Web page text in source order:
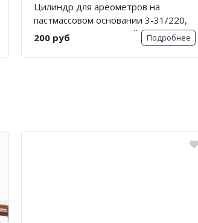
Цилиндр для ареометров на
пастмассовом основании 3-31/220,
100 мл ЭксимКаргоТрейд
200 руб Подробнее